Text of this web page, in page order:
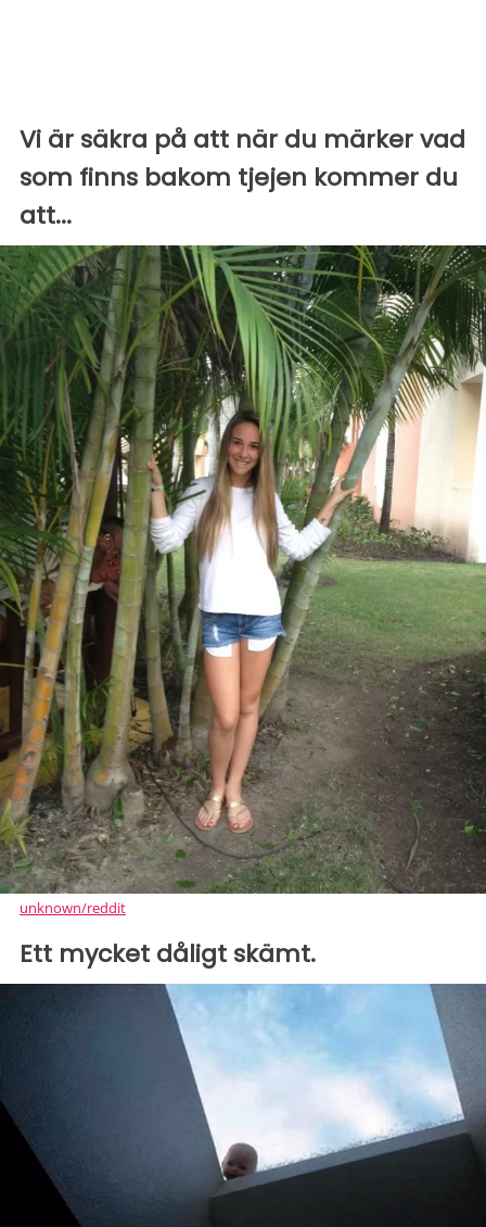
Vi är säkra på att när du märker vad
som finns bakom tjejen kommer du
att...
unknown/reddit
Ett mycket dåligt skämt.